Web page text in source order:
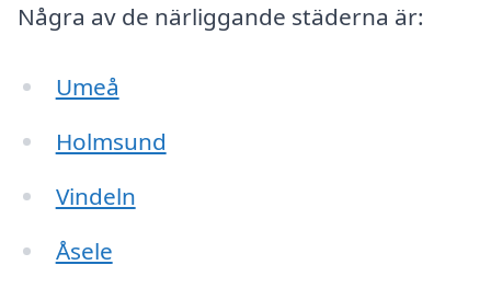
Några av de närliggande städerna är:
Umeå
Holmsund
Vindeln
Åsele